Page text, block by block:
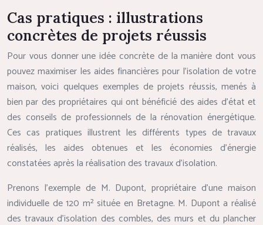
Cas pratiques : illustrations
concrètes de projets réussis
Pour vous donner une idée concrète de la manière dont vous
pouvez maximiser les aides financières pour l’isolation de votre
maison, voici quelques exemples de projets réussis, menés à
bien par des propriétaires qui ont bénéficié des aides d’état et
des conseils de professionnels de la rénovation énergétique.
Ces cas pratiques illustrent les différents types de travaux
réalisés, les aides obtenues et les économies d’énergie
constatées après la réalisation des travaux d’isolation.
Prenons l’exemple de M. Dupont, propriétaire d’une maison
individuelle de 120 m² située en Bretagne. M. Dupont a réalisé
des travaux d’isolation des combles, des murs et du plancher